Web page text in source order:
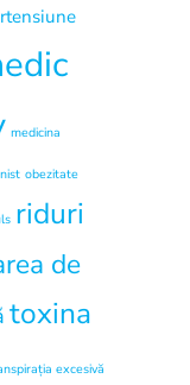
medicina
obezitate
riduri
de
toxina
excesivă